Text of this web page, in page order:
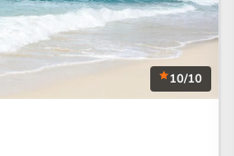
10/10